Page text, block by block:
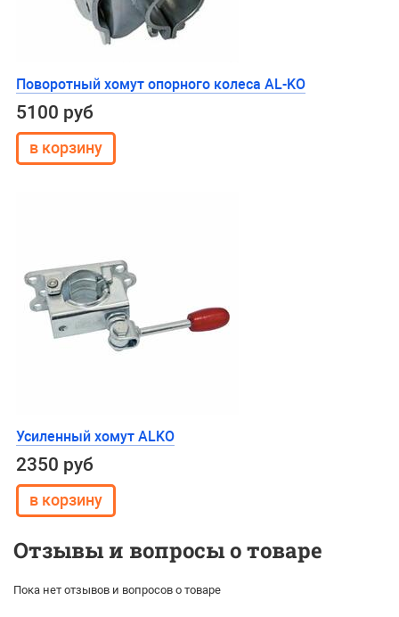
Поворотный хомут опорного колеса AL-KO
5100 руб
Усиленный хомут ALKO
2350 руб
Отзывы и вопросы о товаре
Пока нет отзывов и вопросов о товаре